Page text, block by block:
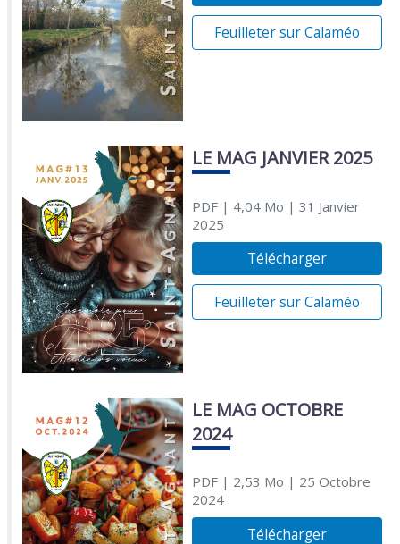
Feuilleter sur Calaméo
LE MAG JANVIER 2025
PDF| 4,04 Mo | 31 Janvier
2025
Télécharger
Feuilleter sur Calaméo
LE MAG OCTOBRE
2024
PDF| 2,53 Mo | 25 Octobre
2024
Télécharger